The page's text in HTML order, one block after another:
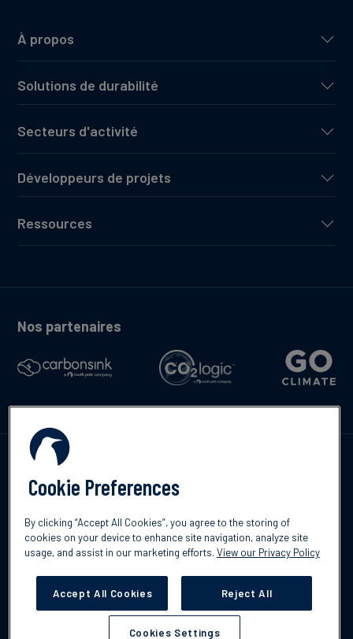
English
À propos
Solutions de durabilité
Secteurs d'activité
Développeurs de projets
Ressources
Nos partenaires
responsabilité
Cookie Preferences
By clicking “Accept All Cookies”, you agree to the storing of
cookies on your device to enhance site navigation, analyze site
usage, and assist in our marketing efforts. View our Privacy Policy
Accept All Cookies Reject All
Cookies Settings